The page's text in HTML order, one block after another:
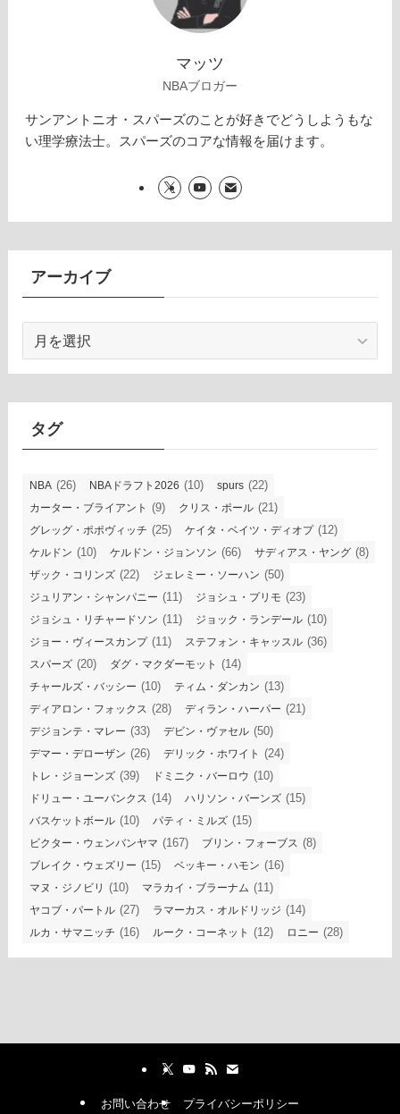
マッツ
NBAブロガー
サンアントニオ・スパーズのことが好きでどうしようもな
い理学療法士。スパーズのコアな情報を届けます。
アーカイブ
カ
タグ
NBA (26) NBAドラフト2026 (10) spurs (22)
カーター・ブライアント (9) クリス・ポール (21)
グレッグ・ポポヴィッチ (25) ケイタ・ベイツ・ディオプ(12)
ケルドン (10) ケルドン・ジョンソン (66) サディアス・ヤング (8)
ザック・コリンズ (22) ジェレミー・ソーハン (50)
ジュリアン・シャンパニー (11) ジョシュ・プリモ (23)
ジョシュ・リチャードソン (11) ジョック・ランデール (10)
ジョー・ヴィースカンプ(11) ステフォン・キャッスル (36)
スパーズ (20) ダグ・マクダーモット (14)
チャールズ・バッシー (10) ティム・ダンカン (13)
ディアロン・フォックス (28) ディラン・ハーパー (21)
デジョンテ・マレー (33) デビン・ヴァセル (50)
デマー・デローザン (26) デリック・ホワイト (24)
トレ・ジョーンズ (39) ドミニク・バーロウ (10)
ドリュー・ユーバンクス (14) ハリソン・バーンズ (15)
バスケットボール (10) パティ・ミルズ (15)
ビクター・ウェンバンヤマ (167) ブリン・フォーブス (8)
ブレイク・ウェズリー (15) ベッキー・ハモン (16)
マヌ・ジノビリ (10) マラカイ・ブラーナム (11)
ヤコブ・パートル (27) ラマーカス・オルドリッジ (14)
ルカ・サマニッチ (16) ルーク・コーネット (12) ロニー (28)
お問い合わせ プライバシーポリシー